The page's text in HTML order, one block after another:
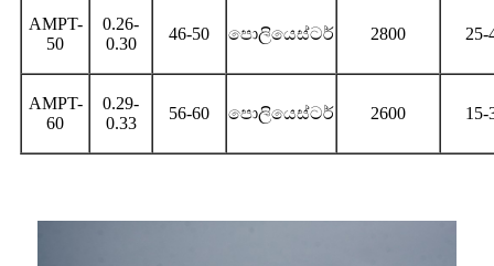
AMPT-
50
0.26-
0.30
46-50 පොලියෙස්ටර් 2800 25-
AMPT-
60
0.29-
0.33
56-60 පොලියෙස්ටර් 2600 15-